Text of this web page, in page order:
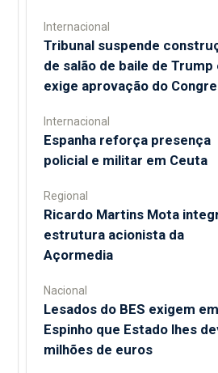
Internacional
Tribunal suspende
de salão de baile de Trump
exige aprovação do
Internacional
Espanha reforça presença
policial e militar em Ceuta
Regional
Ricardo Martins Mota
estrutura acionista da
Açormedia
Nacional
Lesados do BES exigem em
Espinho que Estado lhes
milhões de euros